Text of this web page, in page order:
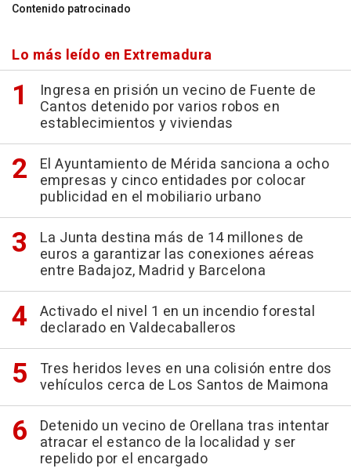
Contenido patrocinado
Lo más leído en Extremadura
Ingresa en prisión un vecino de Fuente de
Cantos detenido por varios robos en
establecimientos y viviendas
El Ayuntamiento de Mérida sanciona a ocho
empresas y cinco entidades por colocar
publicidad en el mobiliario urbano
La Junta destina más de 14 millones de
euros a garantizar las conexiones aéreas
entre Badajoz, Madrid y Barcelona
Activado el nivel 1 en un incendio forestal
declarado en Valdecaballeros
Tres heridos leves en una colisión entre dos
vehículos cerca de Los Santos de Maimona
Detenido un vecino de Orellana tras intentar
atracar el estanco de la localidad y ser
repelido por el encargado